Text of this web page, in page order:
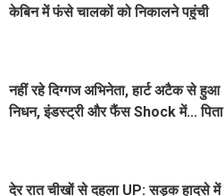
केबिन में फंसे चालकों को निकालने पहुंची
नहीं रहे दिग्गज अभिनेता, हार्ट अटैक से हुआ
निधन, इंडस्ट्री और फैंस Shock में... पिता
देर रात चीखों से दहला UP: सड़क हादसे में